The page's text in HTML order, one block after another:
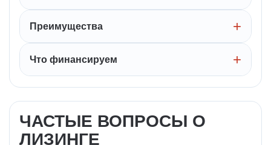
Преимущества
Что финансируем
ЧАСТЫЕ ВОПРОСЫ О
ЛИЗИНГЕ